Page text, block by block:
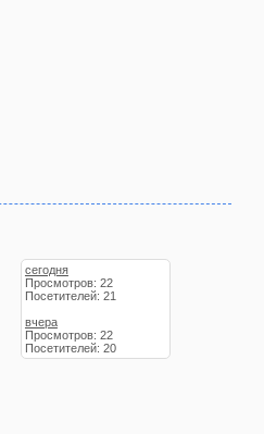
сегодня
Просмотров: 22
Посетителей: 21
вчера
Просмотров: 22
Посетителей: 20